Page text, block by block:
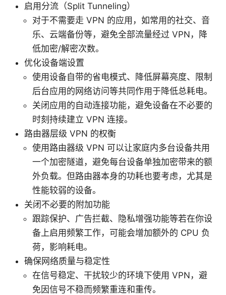
启用分流（Split Tunneling）
对于不需要走 VPN 的应用，如常用的社交、音
乐、云端备份等，避免全部流量经过 VPN，降
低加密/解密次数。
优化设备端设置
使用设备自带的省电模式、降低屏幕亮度、限制
后台应用的网络访问等共同作用于降低总耗电。
关闭应用的自动连接功能，避免设备在不必要的
时刻持续建立 VPN 连接。
路由器层级 VPN 的权衡
使用路由器级 VPN 可以让家庭内多台设备共用
一个加密隧道，避免每台设备单独加密带来的额
外负载。但路由器本身的功耗也要考虑，尤其是
性能较弱的设备。
关闭不必要的附加功能
跟踪保护、广告拦截、隐私增强功能等若在你设
备上启用频繁工作，可能会增加额外的 CPU 负
荷，影响耗电。
确保网络质量与稳定性
在信号稳定、干扰较少的环境下使用 VPN，避
免因信号不稳而频繁重连和重传。